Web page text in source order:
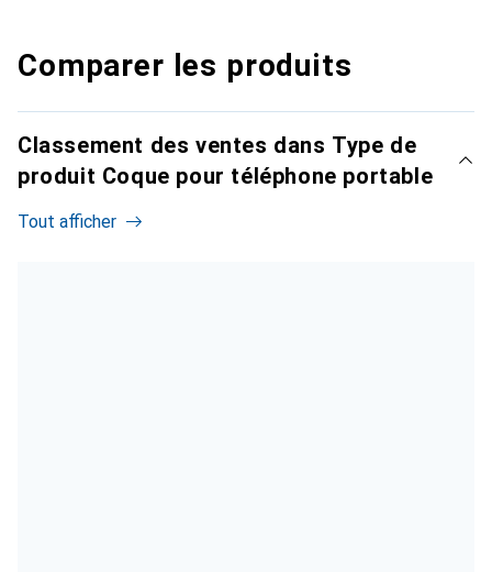
Comparer les produits
Classement des ventes dans Type de
produit Coque pour téléphone portable
Tout afficher